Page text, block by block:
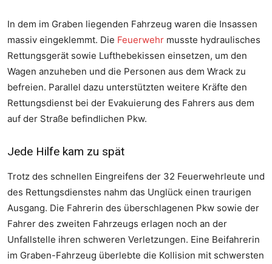
In dem im Graben liegenden Fahrzeug waren die Insassen
massiv eingeklemmt. Die Feuerwehr musste hydraulisches
Rettungsgerät sowie Lufthebekissen einsetzen, um den
Wagen anzuheben und die Personen aus dem Wrack zu
befreien. Parallel dazu unterstützten weitere Kräfte den
Rettungsdienst bei der Evakuierung des Fahrers aus dem
auf der Straße befindlichen Pkw.
Jede Hilfe kam zu spät
Trotz des schnellen Eingreifens der 32 Feuerwehrleute und
des Rettungsdienstes nahm das Unglück einen traurigen
Ausgang. Die Fahrerin des überschlagenen Pkw sowie der
Fahrer des zweiten Fahrzeugs erlagen noch an der
Unfallstelle ihren schweren Verletzungen. Eine Beifahrerin
im Graben-Fahrzeug überlebte die Kollision mit schwersten